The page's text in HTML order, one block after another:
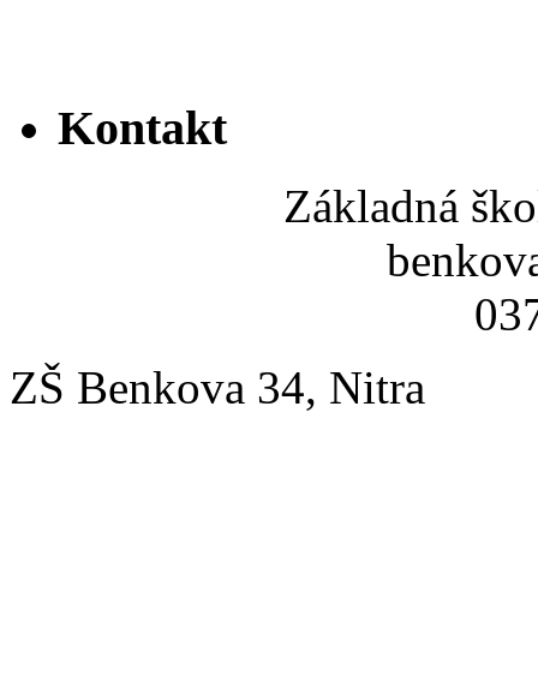
Kontakt
Základná
ZŠ Benkova 34, Nitra